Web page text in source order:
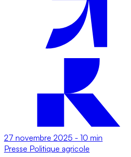
27 novembre 2025 - 10 min
Presse Politique agricole